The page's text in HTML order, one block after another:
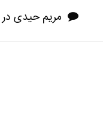
مریم حیدی در